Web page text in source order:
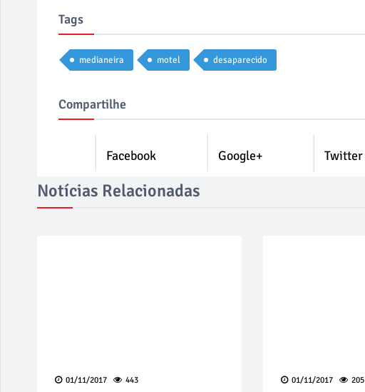
Tags
medianeira motel desaparecido
Compartilhe
Facebook Google+ Twitter
Notícias Relacionadas
01/11/2017 443 01/11/2017 205